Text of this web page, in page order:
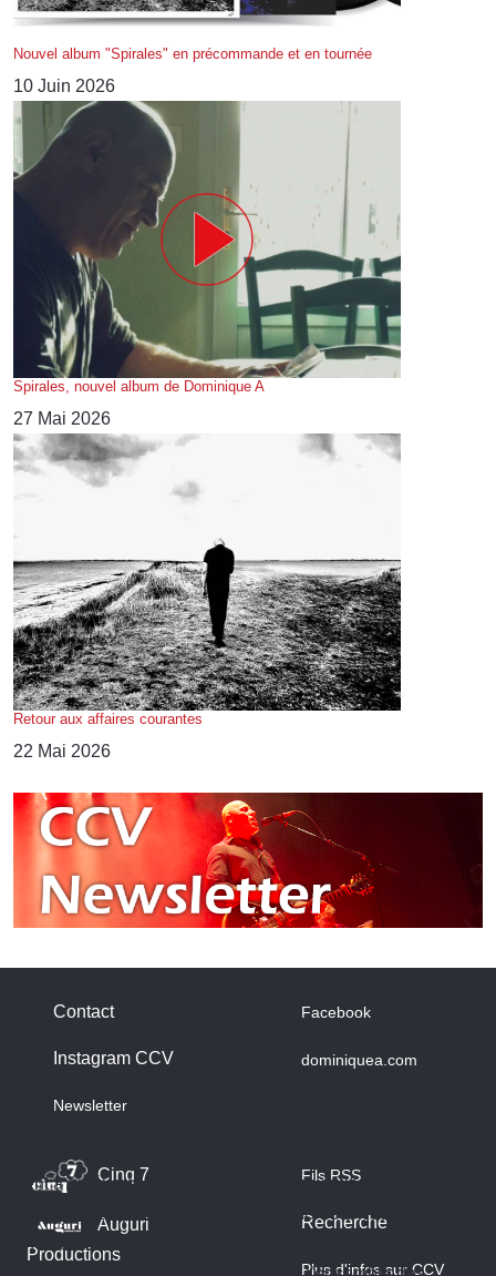
Nouvel album "Spirales" en précommande et en tournée
10 Juin 2026
Spirales, nouvel album de Dominique A
27 Mai 2026
Retour aux affaires courantes
22 Mai 2026
Contact
Instagram CCV
Newsletter
Facebook
dominiquea.com
Cinq 7
Auguri
Productions
Fils RSS
Recherche
Plus d'infos sur CCV
aident à améliorer ce site et l’expérience utilisateur (cookies
traceurs). Vous pouvez décider vous-même si vous autorisez
ou non ces cookies. Merci de noter que, si vous les rejetez,